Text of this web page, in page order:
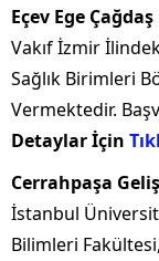
Eçev Ege
Vakıf İzmir
Sağlık Birimleri
Vermektedir.
Detaylar İçin
Cerrahpaşa
İstanbul
Bilimleri